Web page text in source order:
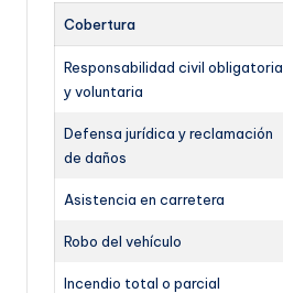
Cobertura
Responsabilidad civil obligatoria
y voluntaria
Defensa jurídica y reclamación
de daños
Asistencia en carretera
Robo del vehículo
Incendio total o parcial